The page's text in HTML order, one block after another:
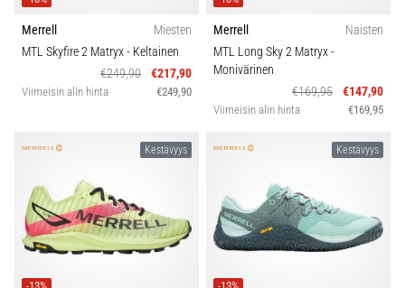
Näytä
artikkelit
Merrell
Miesten
MTL Skyfire 2 Matryx- Keltainen
€249,90
€217,90
Viimeisin alin hinta €249,90
Merrell
Naisten
MTL Long Sky 2 Matryx-
Monivärinen
€169,95
€147,90
Viimeisin alin hinta €169,95
Kestävyys Kestävyys